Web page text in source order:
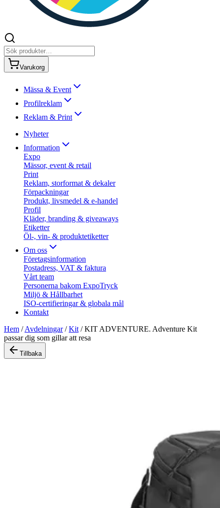
Varukorg
Mässa & Event
Profilreklam
Reklam & Print
Nyheter
Information
Expo
Mässor, event & retail
Print
Reklam, storformat & dekaler
Förpackningar
Produkt, livsmedel & e-handel
Profil
Kläder, branding & giveaways
Etiketter
Öl-, vin- & produktetiketter
Om oss
Företagsinformation
Postadress, VAT & faktura
Vårt team
Personerna bakom ExpoTryck
Miljö & Hållbarhet
ISO-certifieringar & globala mål
Kontakt
Hem /Avdelningar/Kit /KIT ADVENTURE. Adventure Kit
passar dig som gillar att resa
Tillbaka